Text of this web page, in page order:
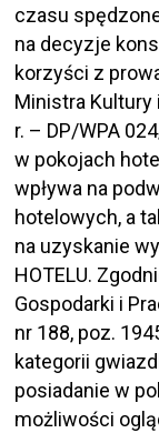
czasu
na decyzje
korzyści z
Ministra Kultury
r. – DP/WPA
w pokojach
wpływa na
hotelowych, a
na uzyskanie
HOTELU.
Gospodarki i
nr 188, poz.
kategorii
posiadanie w
możliwości